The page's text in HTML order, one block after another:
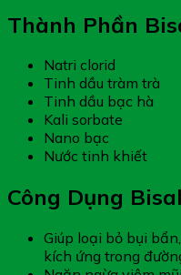
Thành Phần
Natri clorid
Tinh dầu tràm trà
Tinh dầu bạc hà
Kali sorbate
Nano bạc
Nước tinh khiết
Công Dụng
Giúp loại bỏ bụi
kích ứng trong